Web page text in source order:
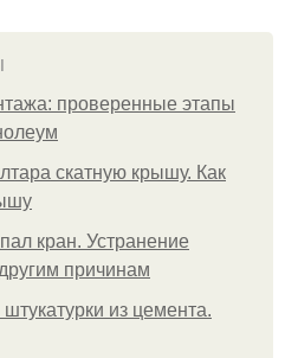
проверенные этапы
скатную крышу. Как
кран. Устранение
причинам
из цемента.